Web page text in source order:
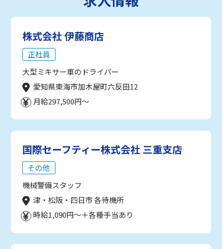
株式会社 伊藤商店
正社員
大型ミキサー車のドライバー
愛知県東海市加木屋町六反田12
月給297,500円～
国際セーフティー株式会社 三重支店
その他
機械警備スタッフ
津・松阪・四日市 各待機所
時給1,090円～＋各種手当あり